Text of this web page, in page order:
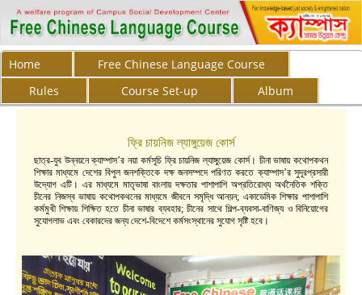
Home
Free Chinese Language Course
Rules
Course Set-up Album
ফ্রি চায়নিজ ল্যাঙ্গুয়েজ কোর্স
ছাত্র-যুব উন্নয়নে ক্যাম্পাস’র নয়া কর্মসূচি ফ্রি চায়নিজ ল্যাঙ্গুয়েজ কোর্স। চীনা ভাষায় কথোপকথন
শিক্ষার মাধ্যমে দেশের বিপুল জনশক্তিকে দক্ষ জনসম্পদে পরিণত করতে ক্যাম্পাস’র সুদূরপ্রসারী
উদ্যোগ এটি। এর মাধ্যমে মাতৃভাষা বাংলায় দক্ষতার পাশাপাশি অপ্রতিরোধ্য অর্থনৈতিক শক্তি
চীনের নিজস্ব ভাষায় কথোপকথনের মাধ্যমে জীবনে সমৃদ্ধি আনয়ন; একাডেমিক শিক্ষার পাশাপাশি
কর্মমুখী শিক্ষায় শিক্ষিত হতে চীনা ভাষার ব্যবহার; চীনের সাথে শিল্প-ব্যবসা-বাণিজ্য ও বিনিয়োগের
সুযোগলাভ এবং বেকারদের জন্য দেশে-বিদেশে কর্মসংস্থানের সুযোগ সৃষ্টি হবে।